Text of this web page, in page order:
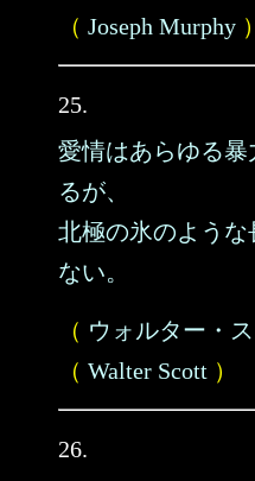
（ Joseph Murphy ）
25.
愛情はあらゆる
るが、
北極の氷のよう
ない。
（ ウォルター・
（ Walter Scott ）
26.